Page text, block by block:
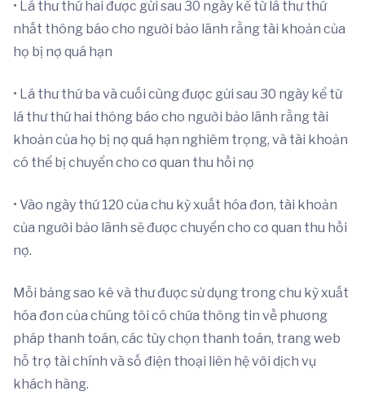
• Lá thư thứ hai được gửi sau 30 ngày kể từ lá thư thứ
nhất thông báo cho người bảo lãnh rằng tài khoản của
họ bị nợ quá hạn
• Lá thư thứ ba và cuối cùng được gửi sau 30 ngày kể từ
lá thư thứ hai thông báo cho người bảo lãnh rằng tài
khoản của họ bị nợ quá hạn nghiêm trọng, và tài khoản
có thể bị chuyển cho cơ quan thu hồi nợ
• Vào ngày thứ 120 của chu kỳ xuất hóa đơn, tài khoản
của người bảo lãnh sẽ được chuyển cho cơ quan thu hồi
nợ.
Mỗi bảng sao kê và thư được sử dụng trong chu kỳ xuất
hóa đơn của chúng tôi có chứa thông tin về phương
pháp thanh toán, các tùy chọn thanh toán, trang web
hỗ trợ tài chính và số điện thoại liên hệ với dịch vụ
khách hàng.